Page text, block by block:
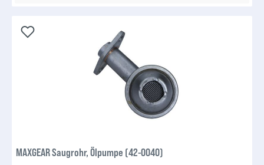
MAXGEAR Saugrohr, Ölpumpe (42-0040)